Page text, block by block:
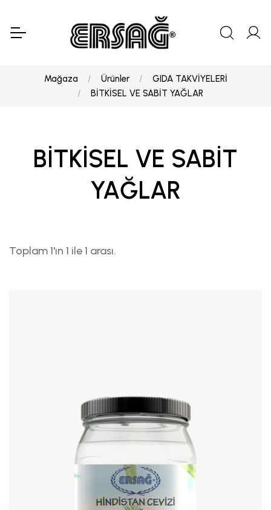
Mağaza Ürünler
GIDA TAKVİYELERİ
BİTKİSEL VE SABİT YAĞLAR
BİTKİSEL VE SABİT
YAĞLAR
Toplam 1'ın 1 ile 1 arası.